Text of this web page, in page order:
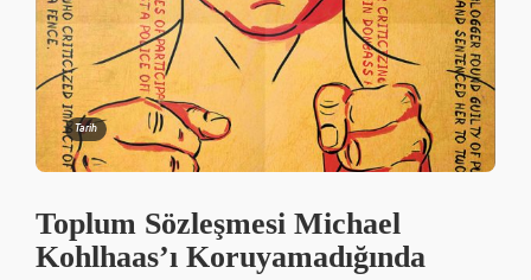
Tarih
Toplum Sözleşmesi Michael
Kohlhaas’ı Koruyamadığında